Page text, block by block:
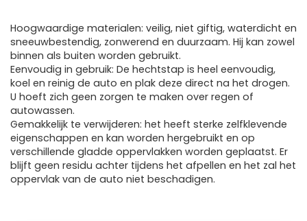
Hoogwaardige materialen: veilig, niet giftig, waterdicht en
sneeuwbestendig, zonwerend en duurzaam. Hij kan zowel
binnen als buiten worden gebruikt.
Eenvoudig in gebruik: De hechtstap is heel eenvoudig,
koel en reinig de auto en plak deze direct na het drogen.
U hoeft zich geen zorgen te maken over regen of
autowassen.
Gemakkelijk te verwijderen: het heeft sterke zelfklevende
eigenschappen en kan worden hergebruikt en op
verschillende gladde oppervlakken worden geplaatst. Er
blijft geen residu achter tijdens het afpellen en het zal het
oppervlak van de auto niet beschadigen.